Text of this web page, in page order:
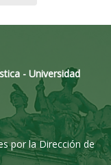
- Universidad
por la Dirección de